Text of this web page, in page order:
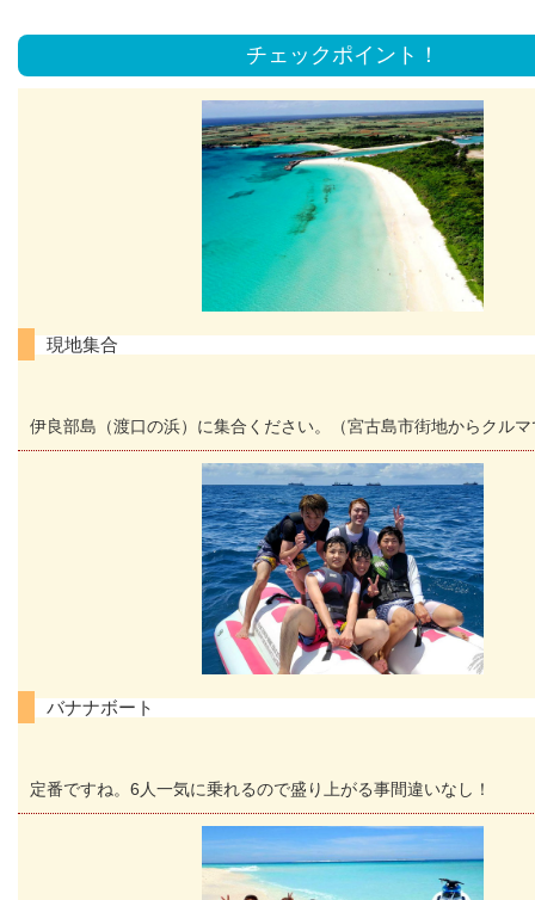
チェックポイント！
現地集合
伊良部島（渡口の浜）に集合ください。（宮古島市街地からクル
バナナボート
定番ですね。6人一気に乗れるので盛り上がる事間違いなし！